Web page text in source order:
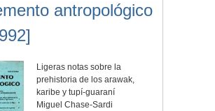
antropológico
Ligeras notas sobre la
prehistoria de los arawak,
karibe y tupí-guaraní
Miguel Chase-Sardi